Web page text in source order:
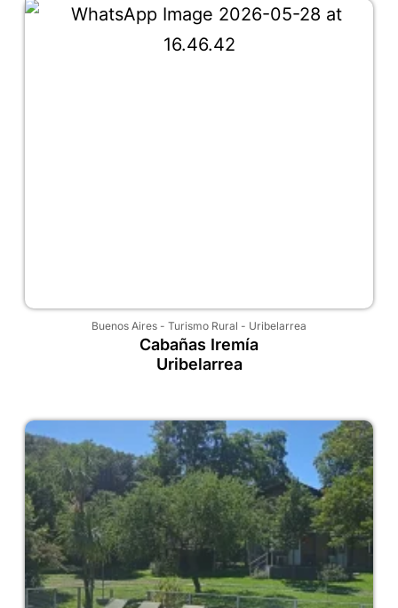
Buenos Aires - Turismo Rural - Uribelarrea
Cabañas Iremía
Uribelarrea